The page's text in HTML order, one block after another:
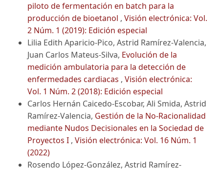
piloto de fermentación en batch para la
producción de bioetanol , Visión electrónica: Vol.
2 Núm. 1 (2019): Edición especial
Lilia Edith Aparicio-Pico, Astrid Ramírez-Valencia,
Juan Carlos Mateus-Silva, Evolución de la
medición ambulatoria para la detección de
enfermedades cardiacas , Visión electrónica:
Vol. 1 Núm. 2 (2018): Edición especial
Carlos Hernán Caicedo-Escobar, Ali Smida, Astrid
Ramírez-Valencia, Gestión de la No-Racionalidad
mediante Nudos Decisionales en la Sociedad de
Proyectos I , Visión electrónica: Vol. 16 Núm. 1
(2022)
Rosendo López-González, Astrid Ramírez-